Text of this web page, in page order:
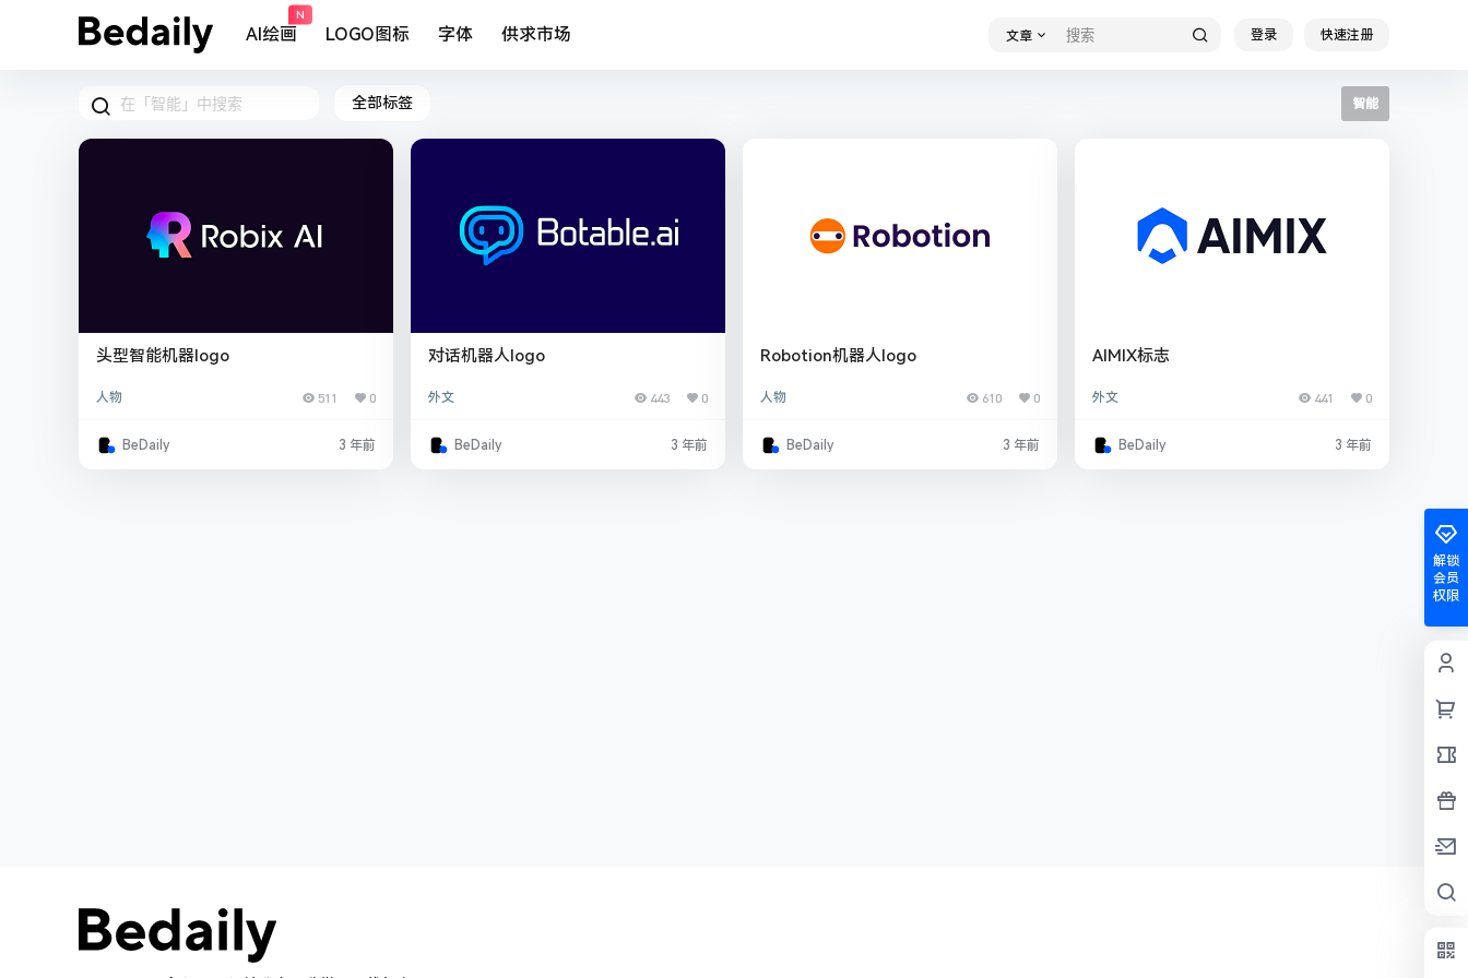
AI绘画
N
LOGO图标 字体 供求市场 文章 登录 快速注册
全部标签 智能
头型智能机器logo
人物 511 0
BeDaily 3 年前
对话机器人logo
外文 443 0
BeDaily 3 年前
Robotion机器人logo
人物 610 0
BeDaily 3 年前
AIMIX标志
外文 441 0
BeDaily 3 年前
解锁
会员
权限